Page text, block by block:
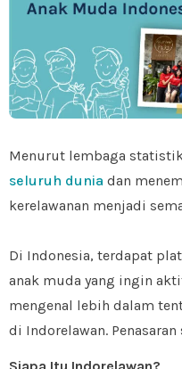
Menurut lembaga
seluruh dunia dan
kerelawanan menjadi
Di Indonesia, terdapat
anak muda yang ingin
mengenal lebih dalam
di Indorelawan.
Siapa Itu Indorelawan?